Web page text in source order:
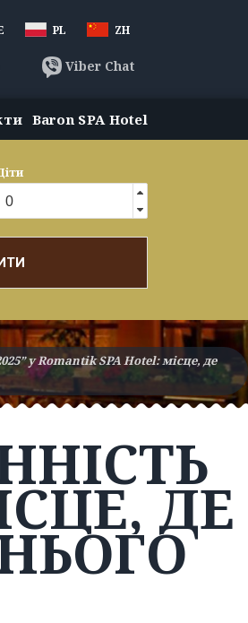
PL ZH
Viber Chat
Baron SPA Hotel
у Romantik SPA Hotel: місце, де
ДЕ